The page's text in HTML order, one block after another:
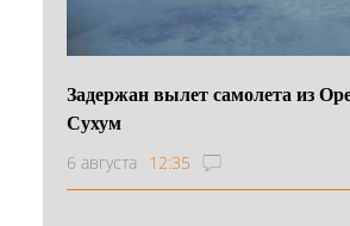
Задержан вылет самолета из
Сухум
6 августа 12:35